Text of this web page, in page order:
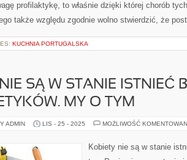
profilaktykę, to właśnie dzięki której chorób
także względu zgodnie wolno stwierdzić, że
KUCHNIA PORTUGALSKA
SĄ W STANIE ISTNIEĆ
MY O TYM
ADMIN LIS - 25 - 2025 MOŻLIWOŚĆ
Kobiety nie są w stanie